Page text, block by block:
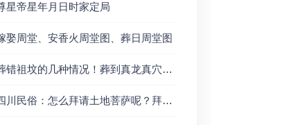
星帝星年月日时家定局
娶周堂、安香火周堂图、葬日周堂图
葬错祖坟的几种情况！葬到真龙真穴地之后后代会怎样？
四川民俗：怎么拜请土地菩萨呢？拜地基主法？